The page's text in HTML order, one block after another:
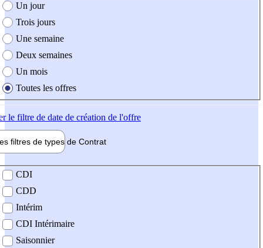
création de l'offre
Un jour
Trois jours
Une semaine
Deux semaines
Un mois
Toutes les offres
le filtre de date de création de l'offre
filtres de types de Contrat
contrat
CDI
CDD
Intérim
CDI Intérimaire
Saisonnier